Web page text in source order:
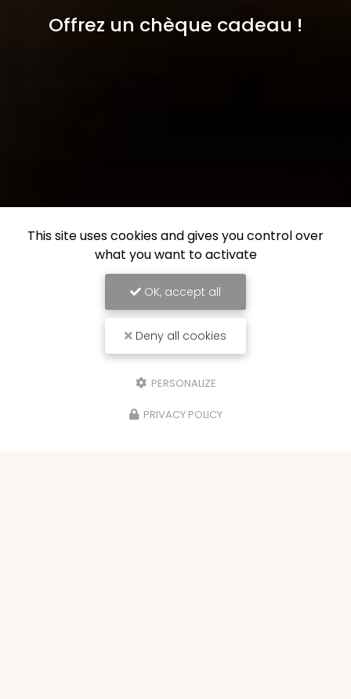
Offrez un chèque cadeau !
This site uses cookies and gives you control over
what you want to activate
OK, accept all
Deny all cookies
PERSONALIZE
PRIVACY POLICY